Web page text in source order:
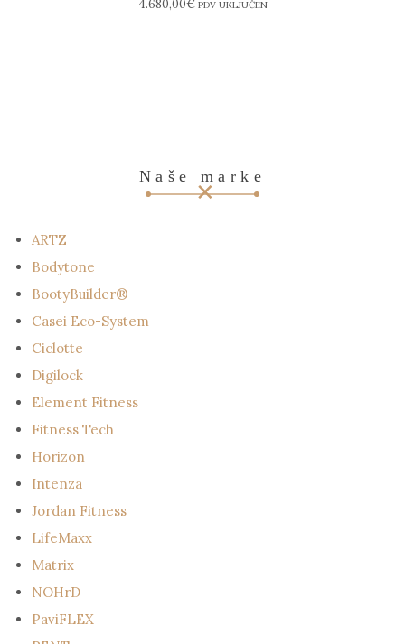
4.680,00€ PDV UKLJUČEN
Naše marke
ARTZ
Bodytone
BootyBuilder®
Casei Eco-System
Ciclotte
Digilock
Element Fitness
Fitness Tech
Horizon
Intenza
Jordan Fitness
LifeMaxx
Matrix
NOHrD
PaviFLEX